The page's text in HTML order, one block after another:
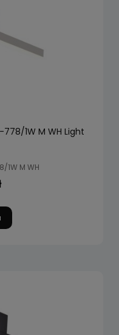
778/1W M WH Light
1W M WH